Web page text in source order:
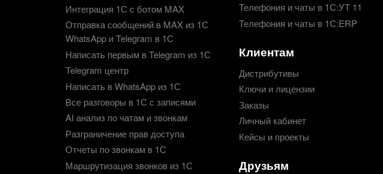
Интеграция 1С с ботом MAX
Отправка сообщений в MAX из 1С
WhatsApp и Telegram в 1С
Написать первым в Telegram из 1С
Telegram центр
Написать в WhatsApp из 1С
Все разговоры в 1С с записями
AI анализ по чатам и звонкам
Разграничение прав доступа
Отчеты по звонкам в 1С
Маршрутизация звонков из 1С
Телефония и чаты в 1С:УТ 11
Телефония и чаты в 1С:ERP
Клиентам
Дистрибутивы
Ключи и лицензии
Заказы
Личный кабинет
Кейсы и проекты
Друзьям